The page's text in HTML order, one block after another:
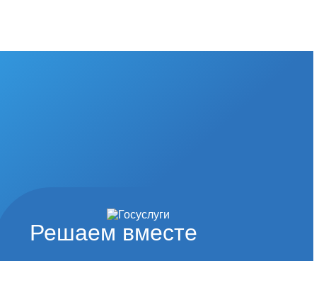
Решаем вместе